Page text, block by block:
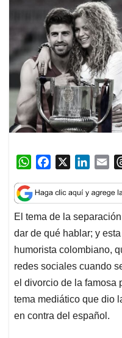
W
a
t
s
A
p
p
c
e
b
o
o
k
n
k
e
d
I
n
a
i
l
El tema de la
dar de qué hablar; y
humorista colombiano,
redes sociales cuando
el divorcio de la famosa
tema mediático que dio
en contra del español.